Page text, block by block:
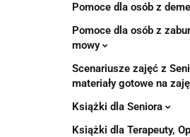
Pomoce dla osób z
Pomoce dla osób z
mowy
Scenariusze zajęć z
materiały gotowe na
Książki dla Seniora
Książki dla Terapeuty,